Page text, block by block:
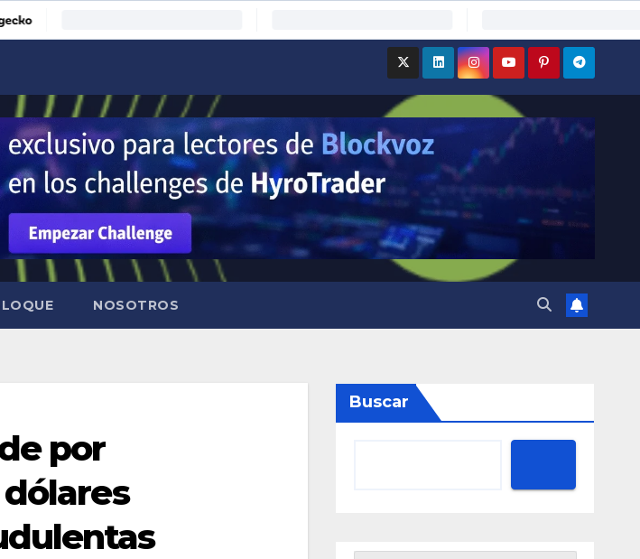
NOSOTROS
por
Buscar